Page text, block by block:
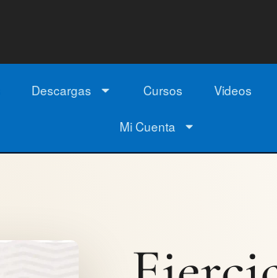
Descargas Cursos Videos
Mi Cuenta